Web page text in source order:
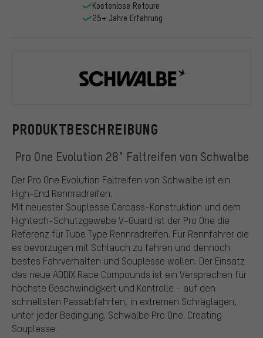
PRODUKTBESCHREIBUNG
Pro One Evolution 28" Faltreifen von Schwalbe
Der Pro One Evolution Faltreifen von Schwalbe ist ein
High-End Rennradreifen.
Mit neuester Souplesse Carcass-Konstruktion und dem
Hightech-Schutzgewebe V-Guard ist der Pro One die
Referenz für Tube Type Rennradreifen. Für Rennfahrer die
es bevorzugen mit Schlauch zu fahren und dennoch
bestes Fahrverhalten und Souplesse wollen. Der Einsatz
des neue ADDIX Race Compounds ist ein Versprechen für
höchste Geschwindigkeit und Kontrolle - auf den
schnellsten Passabfahrten, in extremen Schräglagen,
unter jeder Bedingung. Schwalbe Pro One. Creating
Souplesse.
Kostenlose Retoure
25+ Jahre Erfahrung